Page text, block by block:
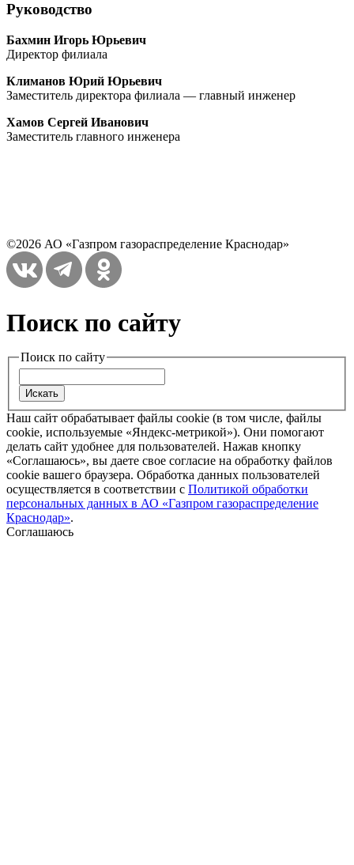
Руководство
Бахмин Игорь Юрьевич
Директор филиала
Климанов Юрий Юрьевич
Заместитель директора филиала — главный инженер
Хамов Сергей Иванович
Заместитель главного инженера
©2026 АО «Газпром газораспределение Краснодар»
Поиск по сайту
Поиск по сайту
Наш сайт обрабатывает файлы cookie (в том числе, файлы
cookie, используемые «Яндекс-метрикой»). Они помогают
делать сайт удобнее для пользователей. Нажав кнопку
«Соглашаюсь», вы даете свое согласие на обработку файлов
cookie вашего браузера. Обработка данных пользователей
осуществляется в соответствии с Политикой обработки
персональных данных в АО «Газпром газораспределение
Краснодар».
Соглашаюсь